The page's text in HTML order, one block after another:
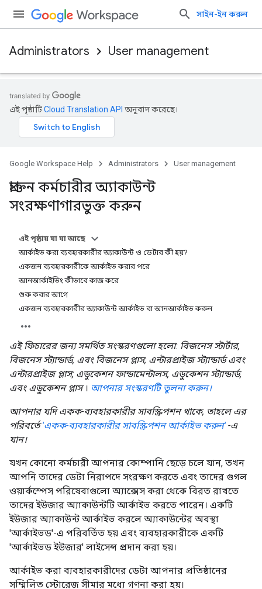
সাইন-ইন করুন
Administrators User management
এই পৃষ্ঠাটিCloud Translation API অনুবাদ করেছে।
Google Workspace Help Administrators User management
প্রাক্তন কর্মচারীর অ্যাকাউন্ট
সংরক্ষণাগারভুক্ত করুন
এই পৃষ্ঠায় যা যা আছে
আর্কাইভ করা ব্যবহারকারীর অ্যাকাউন্ট ও ডেটার কী হয়?
একজন ব্যবহারকারীকে আর্কাইভ করার পরে
আনআর্কাইভিং কীভাবে কাজ করে
শুরু করার আগে
একজন ব্যবহারকারীর অ্যাকাউন্ট আর্কাইভ বা আনআর্কাইভ করুন
এই ফিচারের জন্য সমর্থিত সংস্করণগুলো হলো: বিজনেস স্টার্টার,
বিজনেস স্ট্যান্ডার্ড, এবং বিজনেস প্লাস; এন্টারপ্রাইজ স্ট্যান্ডার্ড এবং
এন্টারপ্রাইজ প্লাস; এডুকেশন ফান্ডামেন্টালস, এডুকেশন স্ট্যান্ডার্ড,
এবং এডুকেশন প্লাস। আপনার সংস্করণটি তুলনা করুন।
আপনার যদি একক-ব্যবহারকারীর সাবস্ক্রিপশন থাকে, তাহলে এর
পরিবর্তে'একক-ব্যবহারকারীর সাবস্ক্রিপশন আর্কাইভ করুন' -এ
যান।
যখন কোনো কর্মচারী আপনার কোম্পানি ছেড়ে চলে যান, তখন
আপনি তাদের ডেটা নিরাপদে সংরক্ষণ করতে এবং তাদের গুগল
ওয়ার্কস্পেস পরিষেবাগুলো অ্যাক্সেস করা থেকে বিরত রাখতে
তাদের ইউজার অ্যাকাউন্টটি আর্কাইভ করতে পারেন। একটি
ইউজার অ্যাকাউন্ট আর্কাইভ করলে অ্যাকাউন্টের অবস্থা
'আর্কাইভড'-এ পরিবর্তিত হয় এবং ব্যবহারকারীকে একটি
'আর্কাইভড ইউজার' লাইসেন্স প্রদান করা হয়।
আর্কাইভ করা ব্যবহারকারীদের ডেটা আপনার প্রতিষ্ঠানের
সম্মিলিত স্টোরেজ সীমার মধ্যে গণনা করা হয়।